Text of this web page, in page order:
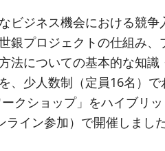
ビジネス機会における競争
銀プロジェクトの仕組み、
法についての基本的な知識
、少人数制（定員16名）
クショップ」をハイブリ
イン参加）で開催しまし